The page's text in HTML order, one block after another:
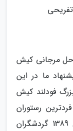
مرجانی کیش
ما در این
فودلند کیش
رستوران
های کیش محسوب می گردد و از سال 1389 گردشگران